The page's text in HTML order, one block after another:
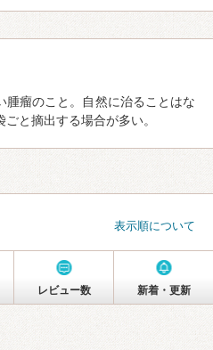
腫瘤のこと。自然に治ることはな
と摘出する場合が多い。
表示順について
レビュー数 新着・更新